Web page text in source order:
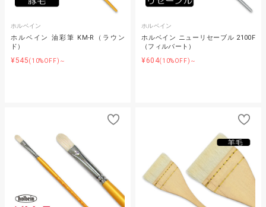
ホルベイン
ホルベイン 油彩筆 KM-R（ラウン
ド）
¥545(10%OFF)～
ホルベイン
ホルベイン ニューリセーブル 2100F
（フィルバート）
¥604(10%OFF)～